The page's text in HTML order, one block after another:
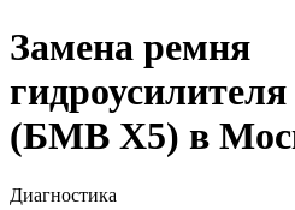
Замена ремня
(БМВ Х5) в
Диагностика